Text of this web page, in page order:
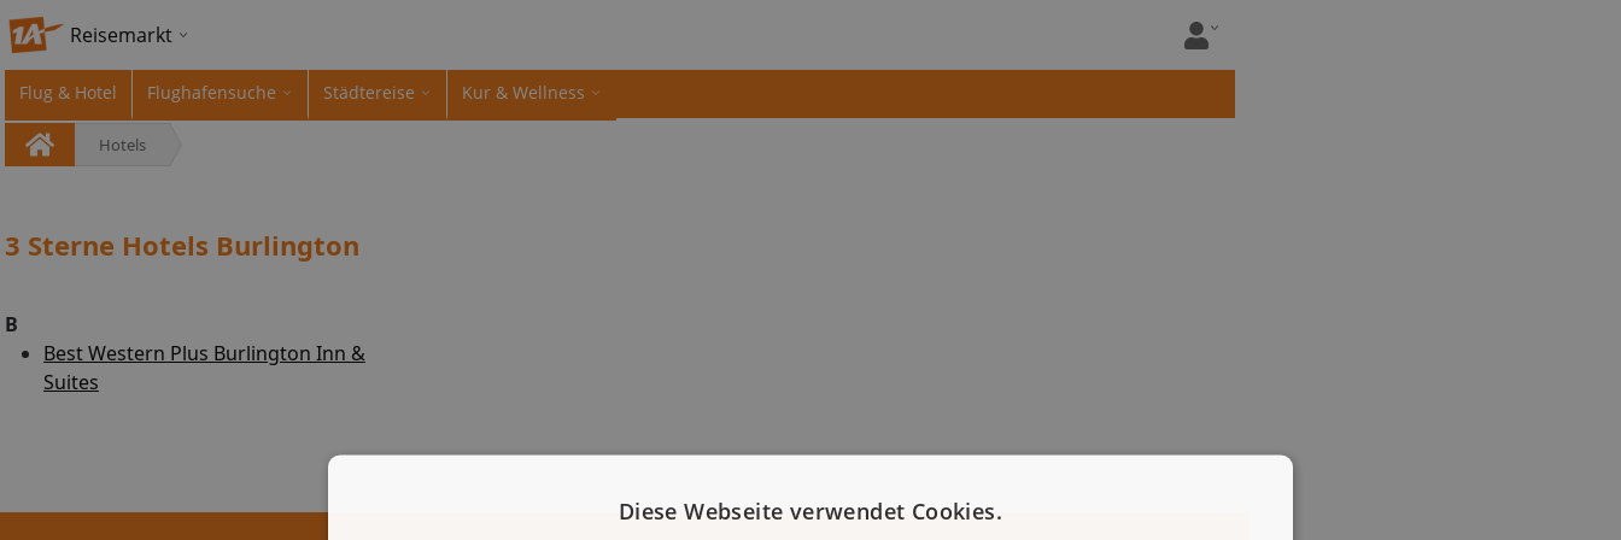
Reisemarkt
Flug & Hotel Flughafensuche Städtereise Kur & Wellness
Hotels
3 Sterne Hotels Burlington
B
Best Western Plus Burlington Inn &
Suites
Diese Webseite verwendet Cookies.